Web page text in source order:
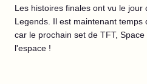
Les histoires finales ont vu le jour
Legends. Il est maintenant temps
car le prochain set de TFT,
l'espace !